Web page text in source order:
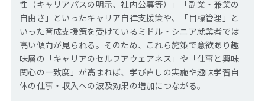
性（キャリアパスの明示、社内公募等）」「副業・兼業の
自由さ」といったキャリア自律支援策や、「目標管理」と
いった育成支援策を受けているミドル・シニア就業者では
高い傾向が見られる。そのため、これら施策で意欲あり趣
味層の「キャリアのセルフアウェアネス」や「仕事と興味
関心の一致度」が高まれば、学び直しの実施や趣味学習自
体の仕事・収入への波及効果の増加につながる。